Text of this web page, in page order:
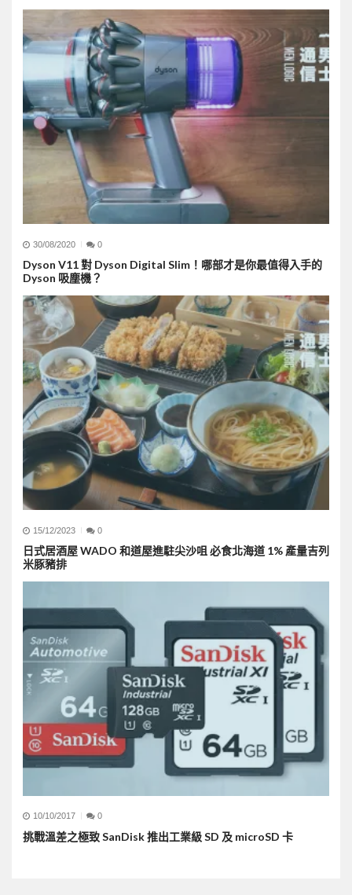
30/08/2020 0
Dyson V11 對 Dyson Digital Slim！哪部才是你最值得入手的
Dyson 吸塵機？
15/12/2023 0
日式居酒屋 WADO 和道屋進駐尖沙咀 必食北海道 1% 產量吉列
米豚豬排
10/10/2017 0
挑戰溫差之極致 SanDisk 推出工業級 SD 及 microSD 卡